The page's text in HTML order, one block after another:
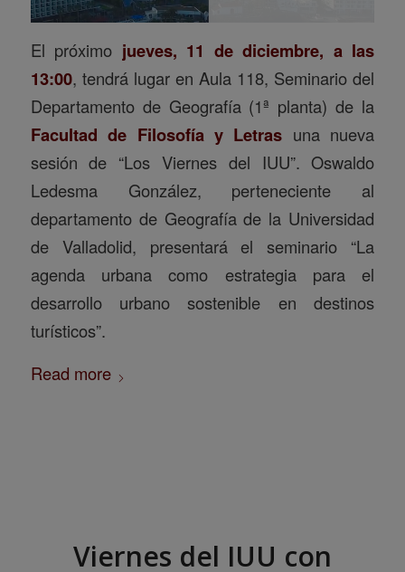
El próximo jueves, 11 de diciembre, a las
13:00, tendrá lugar en Aula 118, Seminario del
Departamento de Geografía (1ª planta) de la
Facultad de Filosofía y Letras una nueva
sesión de “Los Viernes del IUU”. Oswaldo
Ledesma González, perteneciente al
departamento de Geografía de la Universidad
de Valladolid, presentará el seminario “La
agenda urbana como estrategia para el
desarrollo urbano sostenible en destinos
turísticos”.
Read more
Viernes del IUU con